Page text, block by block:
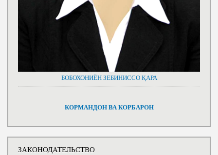
БОБОХОНИЁН ЗЕБИНИССО ҚАРА
КОРМАНДОН ВА КОРБАРОН
ЗАКОНОДАТЕЛЬСТВО